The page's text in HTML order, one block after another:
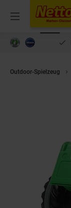
Menü
Outdoor-Spielzeug